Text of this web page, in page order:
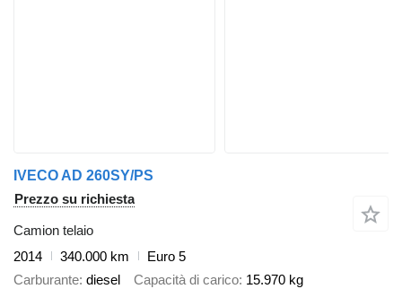
IVECO AD 260SY/PS
Prezzo su richiesta
Camion telaio
2014
340.000 km
Euro 5
Carburante diesel Capacità di carico 15.970 kg